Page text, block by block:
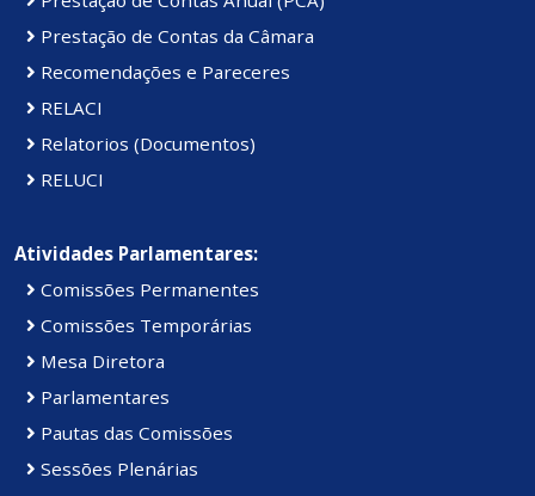
Prestação de Contas da Câmara
Recomendações e Pareceres
RELACI
Relatorios (Documentos)
RELUCI
Atividades Parlamentares:
Comissões Permanentes
Comissões Temporárias
Mesa Diretora
Parlamentares
Pautas das Comissões
Sessões Plenárias